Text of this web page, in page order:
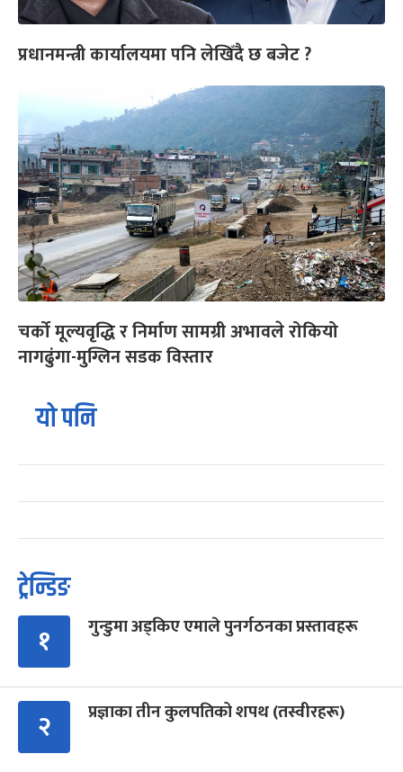
प्रधानमन्त्री कार्यालयमा पनि लेखिँदै छ बजेट ?
चर्को मूल्यवृद्धि र निर्माण सामग्री अभावले रोकियो
नागढुंगा-मुग्लिन सडक विस्तार
यो पनि
ट्रेन्डिङ
१ गुन्डुमा अड्किए एमाले पुनर्गठनका प्रस्तावहरू
२ प्रज्ञाका तीन कुलपतिको शपथ (तस्वीरहरू)